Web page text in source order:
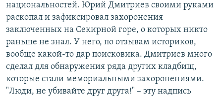
национальностей. Юрий Дмитриев своими руками
раскопал и зафиксировал захоронения
заключенных на Секирной горе, о которых никто
раньше не знал. У него, по отзывам историков,
вообще какой-то дар поисковика. Дмитриев много
сделал для обнаружения ряда других кладбищ,
которые стали мемориальными захоронениями.
"Люди, не убивайте друг друга!" – эту надпись